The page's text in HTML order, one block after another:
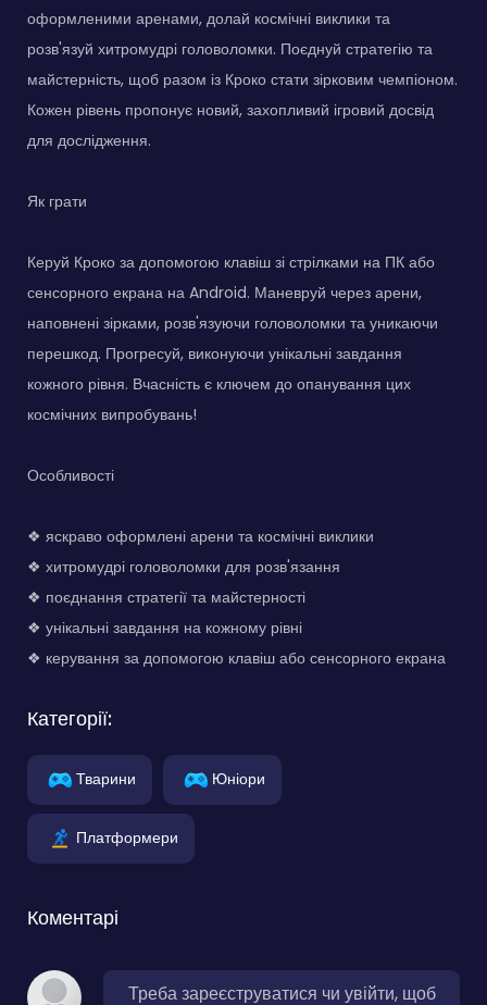
оформленими аренами, долай космічні виклики та
розв'язуй хитромудрі головоломки. Поєднуй стратегію та
майстерність, щоб разом із Кроко стати зірковим чемпіоном.
Кожен рівень пропонує новий, захопливий ігровий досвід
для дослідження.
Як грати
Керуй Кроко за допомогою клавіш зі стрілками на ПК або
сенсорного екрана на Android. Маневруй через арени,
наповнені зірками, розв'язуючи головоломки та уникаючи
перешкод. Прогресуй, виконуючи унікальні завдання
кожного рівня. Вчасність є ключем до опанування цих
космічних випробувань!
Особливості
❖ яскраво оформлені арени та космічні виклики
❖ хитромудрі головоломки для розв'язання
❖ поєднання стратегії та майстерності
❖ унікальні завдання на кожному рівні
❖ керування за допомогою клавіш або сенсорного екрана
Категорії:
Тварини Юніори
Платформери
Коментарі
Треба зареєструватися чи увійти, щоб